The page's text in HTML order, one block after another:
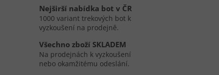
Nejširší nabídka bot v ČR
1000 variant trekových bot k
vyzkoušení na prodejně.
Všechno zboží SKLADEM
Na prodejnách k vyzkoušení
nebo okamžitému odeslání.